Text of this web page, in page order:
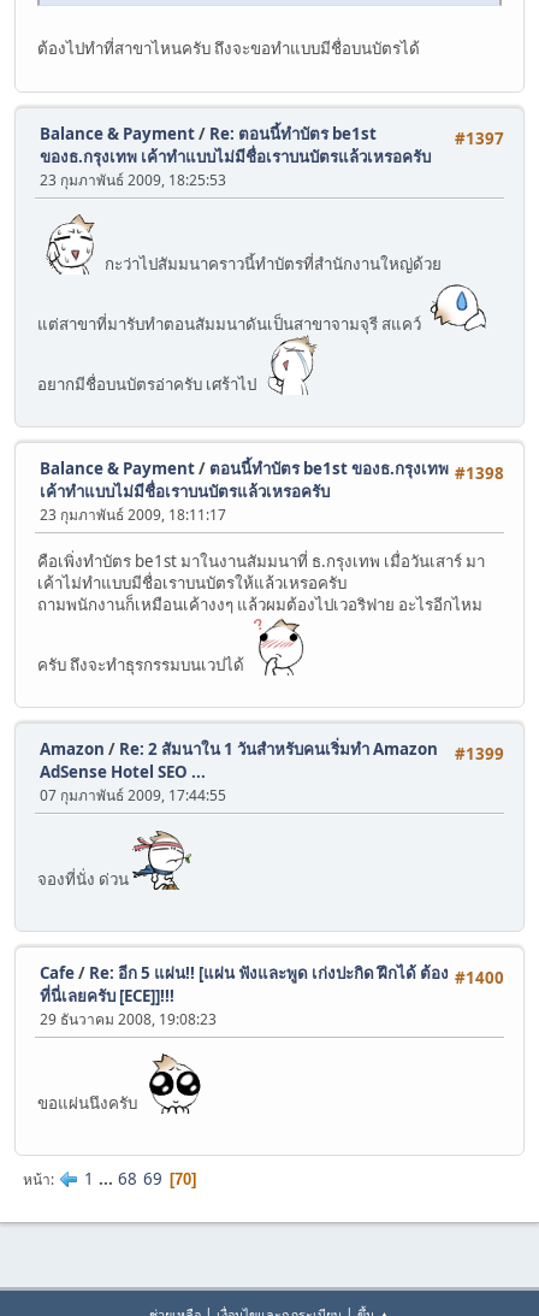
ต้องไปทำที่สาขาไหนครับ ถึงจะขอทำแบบมีชื่อบนบัตรได้
#1397
Balance & Payment/ Re: ตอนนี้ทำบัตร be1st
ของธ.กรุงเทพ เค้าทำแบบไม่มีชื่อเราบนบัตรแล้วเหรอครับ
23 กุมภาพันธ์ 2009, 18:25:53
กะว่าไปสัมมนาคราวนี้ทำบัตรที่สำนักงานใหญ่ด้วย
แต่สาขาที่มารับทำตอนสัมมนาดันเป็นสาขาจามจุรี สแคว์
อยากมีชื่อบนบัตรอ่าครับ เศร้าไป
#1398
Balance & Payment/ ตอนนี้ทำบัตร be1st ของธ.กรุงเทพ
เค้าทำแบบไม่มีชื่อเราบนบัตรแล้วเหรอครับ
23 กุมภาพันธ์ 2009, 18:11:17
คือเพิ่งทำบัตร be1st มาในงานสัมมนาที่ ธ.กรุงเทพ เมื่อวันเสาร์ มา
เค้าไม่ทำแบบมีชื่อเราบนบัตรให้แล้วเหรอครับ
ถามพนักงานก็เหมือนเค้างงๆ แล้วผมต้องไปเวอริฟาย อะไรอีกไหม
ครับ ถึงจะทำธุรกรรมบนเวปได้
#1399
Amazon / Re: 2 สัมนาใน 1 วันสำหรับคนเริ่มทำ Amazon
AdSense Hotel SEO ...
07 กุมภาพันธ์ 2009, 17:44:55
จองที่นั่ง ด่วน
#1400
Cafe/ Re: อีก 5 แผ่น!! [แผ่น ฟังและพูด เก่งปะกิด ฝึกได้ ต้อง
ที่นี่เลยครับ [ECE]]!!!
29 ธันวาคม 2008, 19:08:23
ขอแผ่นนึงครับ
หน้า 1 ... 68 69 70